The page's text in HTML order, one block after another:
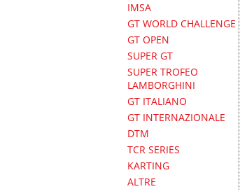
IMSA
GT WORLD CHALLENGE
GT OPEN
SUPER GT
SUPER TROFEO
LAMBORGHINI
GT ITALIANO
GT INTERNAZIONALE
DTM
TCR SERIES
KARTING
ALTRE